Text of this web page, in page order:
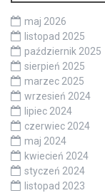
maj 2026
listopad 2025
październik 2025
sierpień 2025
marzec 2025
wrzesień 2024
lipiec 2024
czerwiec 2024
maj 2024
kwiecień 2024
styczeń 2024
listopad 2023